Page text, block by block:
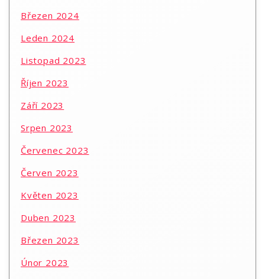
Březen 2024
Leden 2024
Listopad 2023
Říjen 2023
Září 2023
Srpen 2023
Červenec 2023
Červen 2023
Květen 2023
Duben 2023
Březen 2023
Únor 2023